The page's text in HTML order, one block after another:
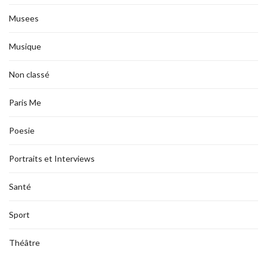
Musees
Musique
Non classé
Paris Me
Poesie
Portraits et Interviews
Santé
Sport
Théâtre